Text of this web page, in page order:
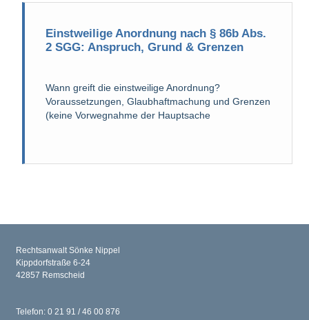
Einstweilige Anordnung nach § 86b Abs.
2 SGG: Anspruch, Grund & Grenzen
Wann greift die einstweilige Anordnung?
Voraussetzungen, Glaubhaftmachung und Grenzen
(keine Vorwegnahme der Hauptsache
Rechtsanwalt Sönke Nippel
Kippdorfstraße 6-24
42857 Remscheid
Telefon: 0 21 91 / 46 00 876